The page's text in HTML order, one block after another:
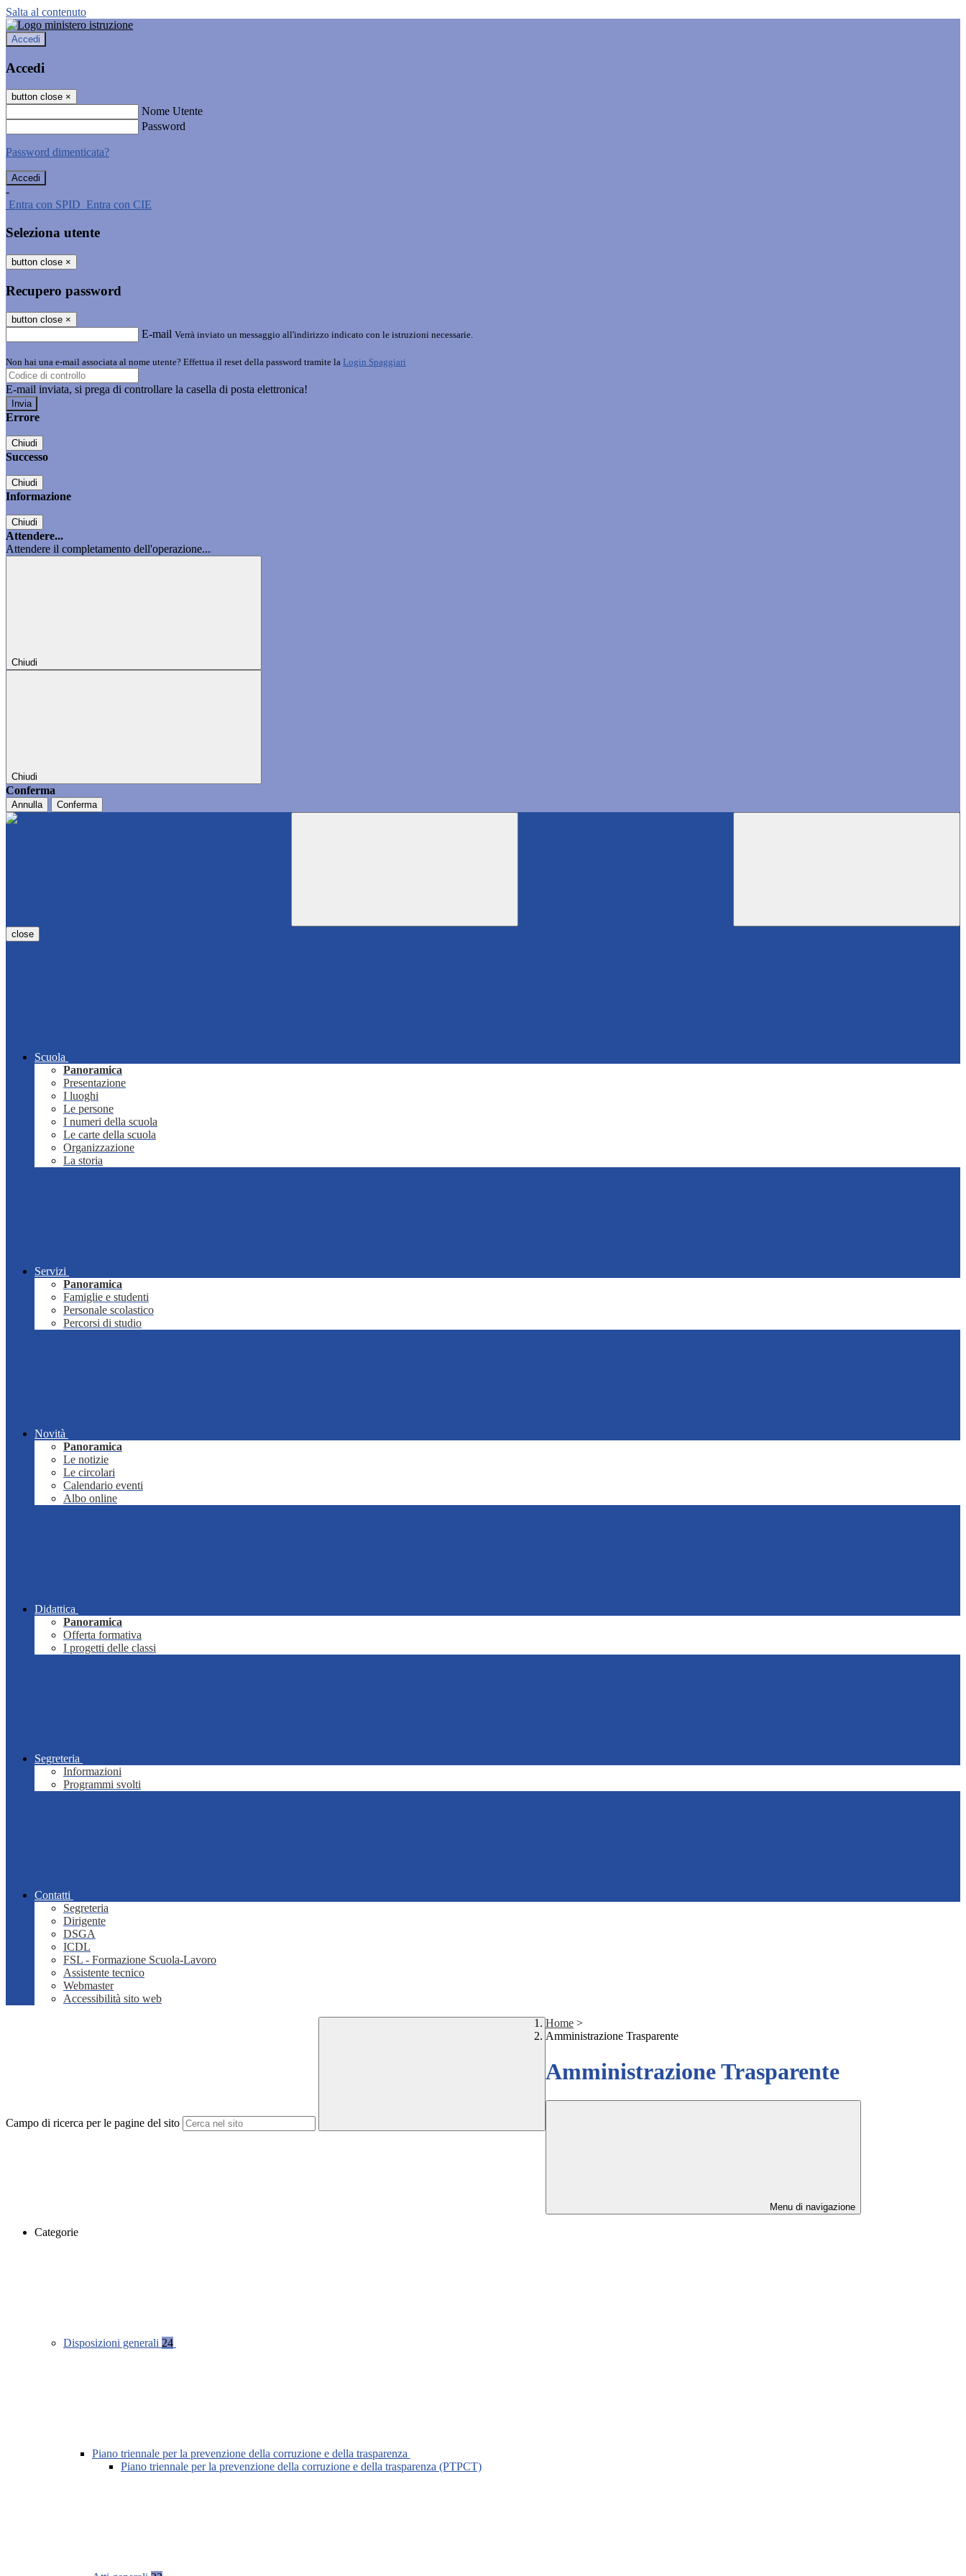
Salta al contenuto
Accedi
Accedi
button close ×
Nome Utente
Password
Password dimenticata?
-
Entra con SPID Entra con CIE
Seleziona utente
button close ×
Recupero password
button close ×
E-mail Verrà inviato un messaggio all'indirizzo indicato con le istruzioni necessarie.
Non hai una e-mail associata al nome utente? Effettua il reset della password tramite la Login Spaggiari
E-mail inviata, si prega di controllare la casella di posta elettronica!
Errore
Chiudi
Successo
Chiudi
Informazione
Chiudi
Attendere...
Attendere il completamento dell'operazione...
Chiudi
Chiudi
Conferma
Annulla Conferma
close
Scuola
Panoramica
Presentazione
I luoghi
Le persone
I numeri della scuola
Le carte della scuola
Organizzazione
La storia
Servizi
Panoramica
Famiglie e studenti
Personale scolastico
Percorsi di studio
Novità
Panoramica
Le notizie
Le circolari
Calendario eventi
Albo online
Didattica
Panoramica
Offerta formativa
I progetti delle classi
Segreteria
Informazioni
Programmi svolti
Contatti
Segreteria
Dirigente
DSGA
ICDL
FSL - Formazione Scuola-Lavoro
Assistente tecnico
Webmaster
Accessibilità sito web
Campo di ricerca per le pagine del sito
Home >
Amministrazione Trasparente
Amministrazione Trasparente
Menu di navigazione
Categorie
Disposizioni generali 24
Piano triennale per la prevenzione della corruzione e della trasparenza
Piano triennale per la prevenzione della corruzione e della trasparenza (PTPCT)